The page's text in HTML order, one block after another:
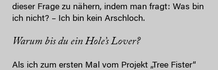
dieser Frage zu nähern, indem man fragt: Was bin
ich nicht? – Ich bin kein Arschloch.
Warum bis du ein Hole’s Lover?
Als ich zum ersten Mal vom Projekt „Tree Fister“